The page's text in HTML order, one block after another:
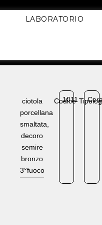
LABORATORIO
ciotola
porcellana
smaltata,
decoro
semire
bronzo
3°fuoco
Codice
1011